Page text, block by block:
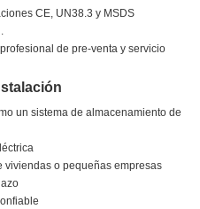
CE, UN38.3 y MSDS
de pre-venta y servicio
un sistema de almacenamiento de
viviendas o pequeñas empresas